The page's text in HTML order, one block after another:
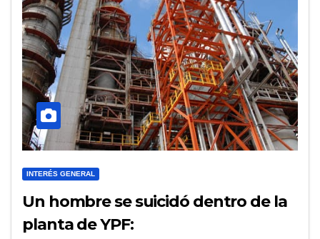
INTERÉS GENERAL
Un hombre se suicidó dentro de la
planta de YPF: